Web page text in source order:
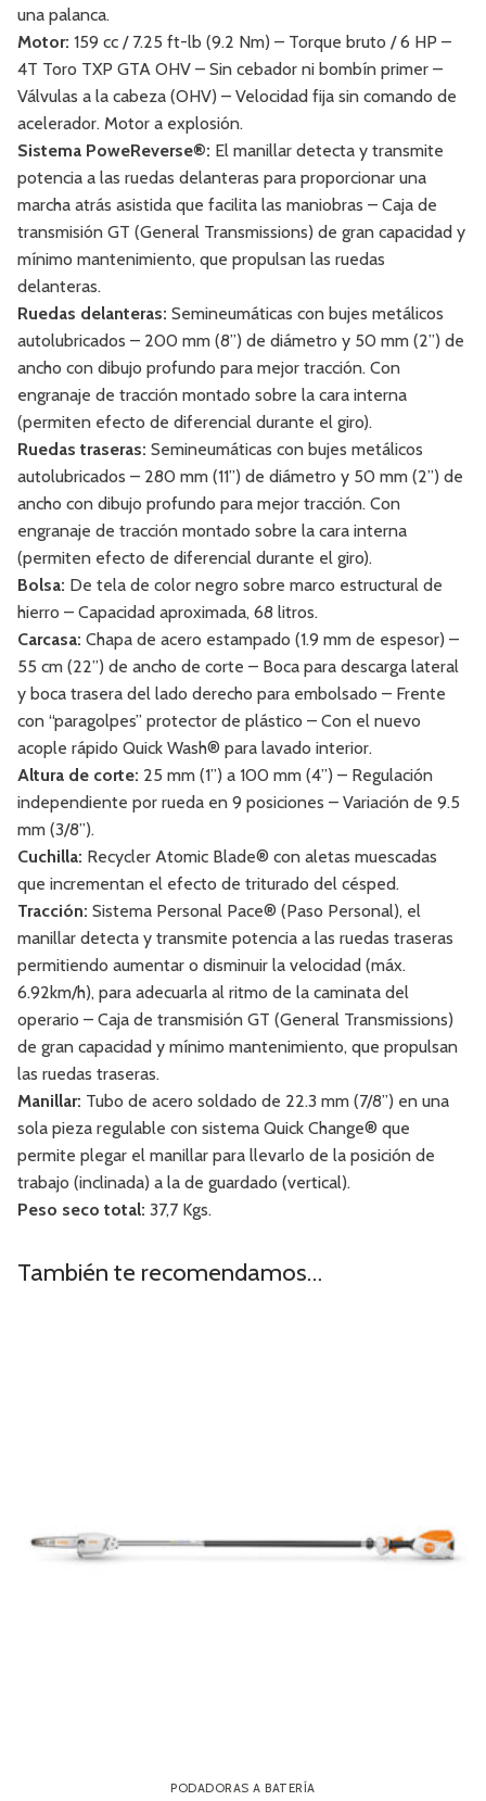
una palanca.
Motor: 159 cc / 7.25 ft-lb (9.2 Nm) – Torque bruto / 6 HP –
4T Toro TXP GTA OHV – Sin cebador ni bombín primer –
Válvulas a la cabeza (OHV) – Velocidad fija sin comando de
acelerador. Motor a explosión.
Sistema PoweReverse®: El manillar detecta y transmite
potencia a las ruedas delanteras para proporcionar una
marcha atrás asistida que facilita las maniobras – Caja de
transmisión GT (General Transmissions) de gran capacidad y
mínimo mantenimiento, que propulsan las ruedas
delanteras.
Ruedas delanteras: Semineumáticas con bujes metálicos
autolubricados – 200 mm (8”) de diámetro y 50 mm (2”) de
ancho con dibujo profundo para mejor tracción. Con
engranaje de tracción montado sobre la cara interna
(permiten efecto de diferencial durante el giro).
Ruedas traseras: Semineumáticas con bujes metálicos
autolubricados – 280 mm (11”) de diámetro y 50 mm (2”) de
ancho con dibujo profundo para mejor tracción. Con
engranaje de tracción montado sobre la cara interna
(permiten efecto de diferencial durante el giro).
Bolsa: De tela de color negro sobre marco estructural de
hierro – Capacidad aproximada, 68 litros.
Carcasa: Chapa de acero estampado (1.9 mm de espesor) –
55 cm (22”) de ancho de corte – Boca para descarga lateral
y boca trasera del lado derecho para embolsado – Frente
con “paragolpes” protector de plástico – Con el nuevo
acople rápido Quick Wash® para lavado interior.
Altura de corte: 25 mm (1”) a 100 mm (4”) – Regulación
independiente por rueda en 9 posiciones – Variación de 9.5
mm (3/8”).
Cuchilla: Recycler Atomic Blade® con aletas muescadas
que incrementan el efecto de triturado del césped.
Tracción: Sistema Personal Pace® (Paso Personal), el
manillar detecta y transmite potencia a las ruedas traseras
permitiendo aumentar o disminuir la velocidad (máx.
6.92km/h), para adecuarla al ritmo de la caminata del
operario – Caja de transmisión GT (General Transmissions)
de gran capacidad y mínimo mantenimiento, que propulsan
las ruedas traseras.
Manillar: Tubo de acero soldado de 22.3 mm (7/8”) en una
sola pieza regulable con sistema Quick Change® que
permite plegar el manillar para llevarlo de la posición de
trabajo (inclinada) a la de guardado (vertical).
Peso seco total: 37,7 Kgs.
También te recomendamos…
PODADORAS A BATERÍA